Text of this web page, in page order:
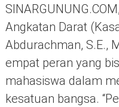
Angkatan Darat
Abdurachman, S.E.,
empat peran yang
mahasiswa dalam
kesatuan bangsa.